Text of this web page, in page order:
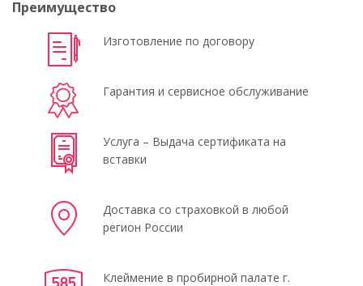
Преимущество
Изготовление по договору
Гарантия и сервисное обслуживание
Услуга – Выдача сертификата на
вставки
Доставка со страховкой в любой
регион России
Клеймение в пробирной палате г.